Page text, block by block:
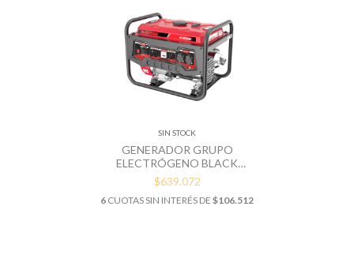
SIN STOCK
GENERADOR GRUPO
ELECTRÓGENO BLACK
PANTHER BP-GE3600M
$639.072
6 CUOTAS SIN INTERÉS DE $106.512